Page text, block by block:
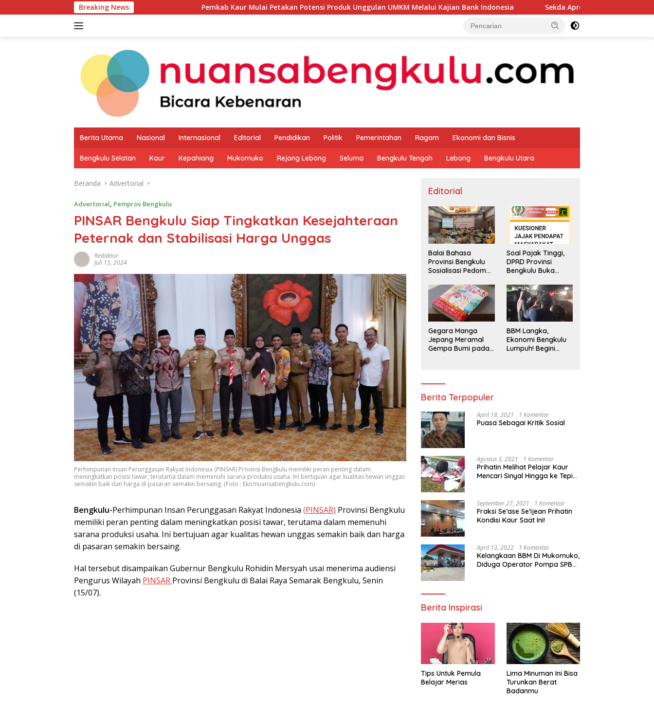
ke
Breaking News Pemkab Kaur Mulai Petakan Potensi Produk Unggulan UMKM Melalui Kajian Bank Indonesia Sekda Apresiasi Inspektorat Provinsi Bengkulu
Berita Utama Nasional Internasional Editorial Pendidikan Politik Pemerintahan Ragam Ekonomi dan Bisnis
Bengkulu Selatan Kaur Kepahiang Mukomuko Rejang Lebong Seluma Bengkulu Tengah Lebong Bengkulu Utara
Beranda Advertorial
Advertorial, Pemprov Bengkulu
PINSAR Bengkulu Siap Tingkatkan Kesejahteraan
Peternak dan Stabilisasi Harga Unggas
Redaktur
Juli 15, 2024
Perhimpunan Insan Perunggasan Rakyat Indonesia (PINSAR) Provinsi Bengkulu memiliki peran penting dalam
meningkatkan posisi tawar, terutama dalam memenuhi sarana produksi usaha. Ini bertujuan agar kualitas hewan unggas
semakin baik dan harga di pasaran semakin bersaing. (Foto : Eko/nuansabengkulu.com)
Bengkulu-Perhimpunan Insan Perunggasan Rakyat Indonesia (PINSAR) Provinsi Bengkulu
memiliki peran penting dalam meningkatkan posisi tawar, terutama dalam memenuhi
sarana produksi usaha. Ini bertujuan agar kualitas hewan unggas semakin baik dan harga
di pasaran semakin bersaing.
Hal tersebut disampaikan Gubernur Bengkulu Rohidin Mersyah usai menerima audiensi
Pengurus Wilayah PINSAR Provinsi Bengkulu di Balai Raya Semarak Bengkulu, Senin
(15/07).
Editorial
Balai Bahasa
Provinsi Bengkulu
Sosialisasi Pedoman
Penggunaan
Bahasa Indonesia
Soal Pajak Tinggi,
DPRD Provinsi
Bengkulu Buka
Pengaduan
Masyarakat
Gegara Manga
Jepang Meramal
Gempa Bumi pada
BBM Langka,
Ekonomi Bengkulu
Lumpuh! Begini
Berita Terpopuler
April 18, 2021 1 Komentar
Puasa Sebagai Kritik Sosial
Agustus 3, 2021 1 Komentar
Prihatin Melihat Pelajar Kaur
Mencari Sinyal Hingga ke Tepi
Segera Bertindak
September 27, 2021 1 Komentar
Fraksi Se’ase Se’ijean Prihatin
Kondisi Kaur Saat Ini!
April 13, 2022 1 Komentar
Kelangkaan BBM Di Mukomuko,
Diduga Operator Pompa SPBU
Berita Inspirasi
Tips Untuk Pemula
Belajar Merias
Lima Minuman Ini Bisa
Turunkan Berat
Badanmu